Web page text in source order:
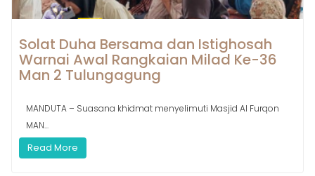
Solat Duha Bersama dan Istighosah
Warnai Awal Rangkaian Milad Ke-36
Man 2 Tulungagung
MANDUTA – Suasana khidmat menyelimuti Masjid Al Furqon
MAN...
Read More